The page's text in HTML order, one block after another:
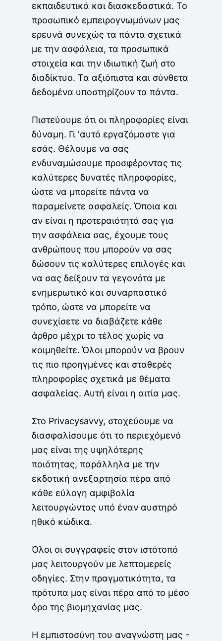
εκπαιδευτικά και διασκεδαστικά. Το
προσωπικό εμπειρογνωμόνων μας
ερευνά συνεχώς τα πάντα σχετικά
με την ασφάλεια, τα προσωπικά
στοιχεία και την ιδιωτική ζωή στο
διαδίκτυο. Τα αξιόπιστα και σύνθετα
δεδομένα υποστηρίζουν τα πάντα.
Πιστεύουμε ότι οι πληροφορίες είναι
δύναμη. Γι 'αυτό εργαζόμαστε για
εσάς. Θέλουμε να σας
ενδυναμώσουμε προσφέροντας τις
καλύτερες δυνατές πληροφορίες,
ώστε να μπορείτε πάντα να
παραμείνετε ασφαλείς. Όποια και
αν είναι η προτεραιότητά σας για
την ασφάλεια σας, έχουμε τους
ανθρώπους που μπορούν να σας
δώσουν τις καλύτερες επιλογές και
να σας δείξουν τα γεγονότα με
ενημερωτικό και συναρπαστικό
τρόπο, ώστε να μπορείτε να
συνεχίσετε να διαβάζετε κάθε
άρθρο μέχρι το τέλος χωρίς να
κοιμηθείτε. Όλοι μπορούν να βρουν
τις πιο προηγμένες και σταθερές
πληροφορίες σχετικά με θέματα
ασφαλείας. Αυτή είναι η αιτία μας.
Στο Privacysavvy, στοχεύουμε να
διασφαλίσουμε ότι το περιεχόμενό
μας είναι της υψηλότερης
ποιότητας, παράλληλα με την
εκδοτική ανεξαρτησία πέρα από
κάθε εύλογη αμφιβολία
λειτουργώντας υπό έναν αυστηρό
ηθικό κώδικα.
Όλοι οι συγγραφείς στον ιστότοπό
μας λειτουργούν με λεπτομερείς
οδηγίες. Στην πραγματικότητα, τα
πρότυπα μας είναι πέρα από το μέσο
όρο της βιομηχανίας μας.
Η εμπιστοσύνη του αναγνώστη μας -